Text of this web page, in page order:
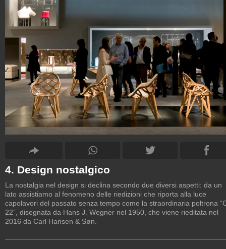
4. Design nostalgico
La nostalgia nel design si declina secondo due diversi aspetti: da un
lato assistiamo al fenomeno delle riedizioni che riporta alla luce
capolavori del passato senza tempo come la straordinaria poltrona
22”, disegnata da Hans J. Wegner nel 1950, che viene rieditata nel
2016 da Carl Hansen & Søn.